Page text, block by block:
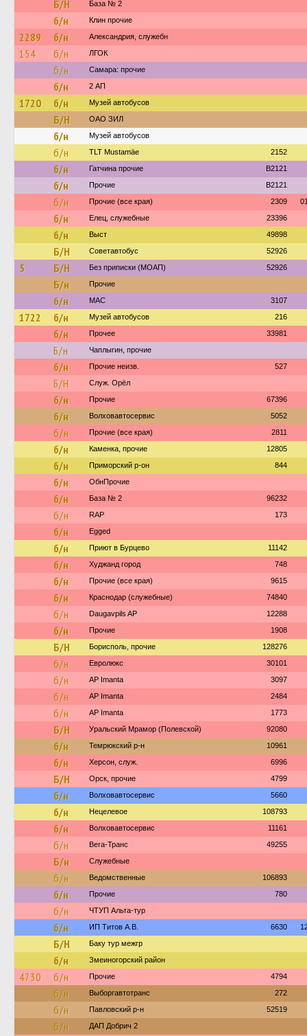
Б/Н База № 2
б/н Клин прочие
2289 б/н Александрия, служебн
154 б/н ЛГОК
б/н Самара: прочие
б/н 2 АП
1720 б/н Музей автобусов
Б/Н ОАО ЗИЛ
б/н Музей автобусов
б/н TLT Mustamäe 2152
б/н Гатчина прочие B2121
б/н Прочие B2121
б/н Прочие (все края) 2309
б/н Елец, служебные 23396
б/н Выст 49898
Б/Н Советавтобус 52926
5 Б/Н Без приписки (МОАП) 52926
Б/н Прочие
б/н МАС 3107
1722 б/н Музей автобусов 216
б/н Прочее 33981
Б/н Чаплыгин, прочие
б/н Прочие неизв. 527
Б/Н Служ. Орёл
б/н Прочие 67396
б/н Волховавтосервис 5052
б/н Прочие (все края) 2811
б/н Каменка, прочие 12805
б/н Приморский р-он 844
б/н ОбнПрочие
б/н База № 2 96232
б/н RAP 173
б/н Egged
б/н Приют в Бурцево 11142
б/н Худжанд город 748
б/н Прочие (все края) 9615
б/н Краснодар (служебные) 74840
б/н Daugavpils AP 12288
б/н Прочие 1908
Б/Н Борисполь, прочие 128276
б/н Евролюкс 30101
б/н AP Imanta 3097
б/н AP Imanta 2484
б/н AP Imanta 1773
Б/Н Уральский Мрамор (Полевской) 92080
б/н Темрюкский р-н 10961
б/н Херсон, служ. 6996
Б/Н Орск, прочие 4799
б/н Волховавтосервис 5660
б/н Нецелевое 108793
б/н Волховавтосервис 11161
б/н Вега-Транс 49255
Б/н Служебные
б/н Ведомственные 106893
б/н Прочие 780
б/н ЧТУП Альта-тур
б/н ИП Титов А.В. 6630
Б/Н Баку тур межгр
б/н Змеиногорский район
4730 б/н Прочие 4794
б/н Выборгавтотранс 272
б/н Павловский р-н 52519
б/н ДАП Добрич 2